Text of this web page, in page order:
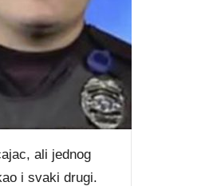
ali jednog
i svaki drugi.